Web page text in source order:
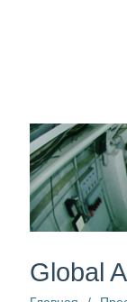
Global